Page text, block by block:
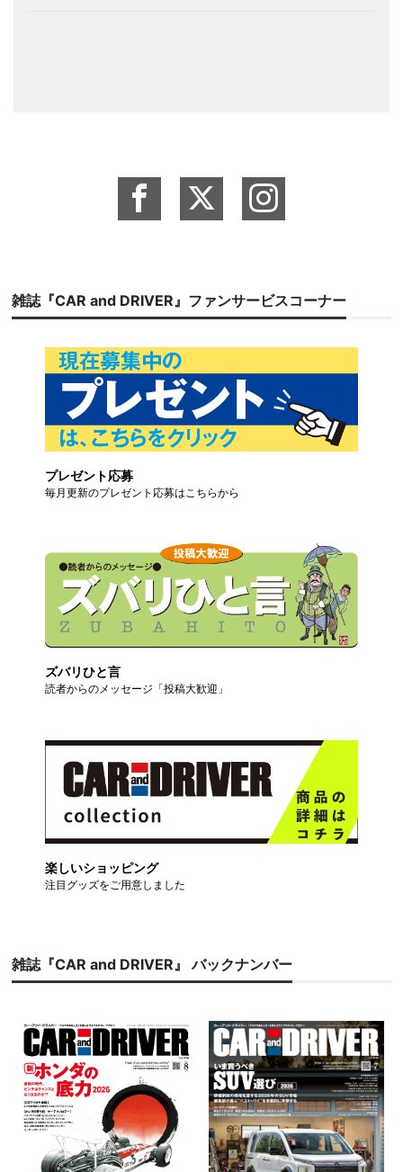
雑誌『CAR and DRIVER』ファンサービスコーナー
プレゼント応募
毎月更新のプレゼント応募はこちらから
ズバリひと言
読者からのメッセージ「投稿大歓迎」
楽しいショッピング
注目グッズをご用意しました
雑誌『CAR and DRIVER』 バックナンバー